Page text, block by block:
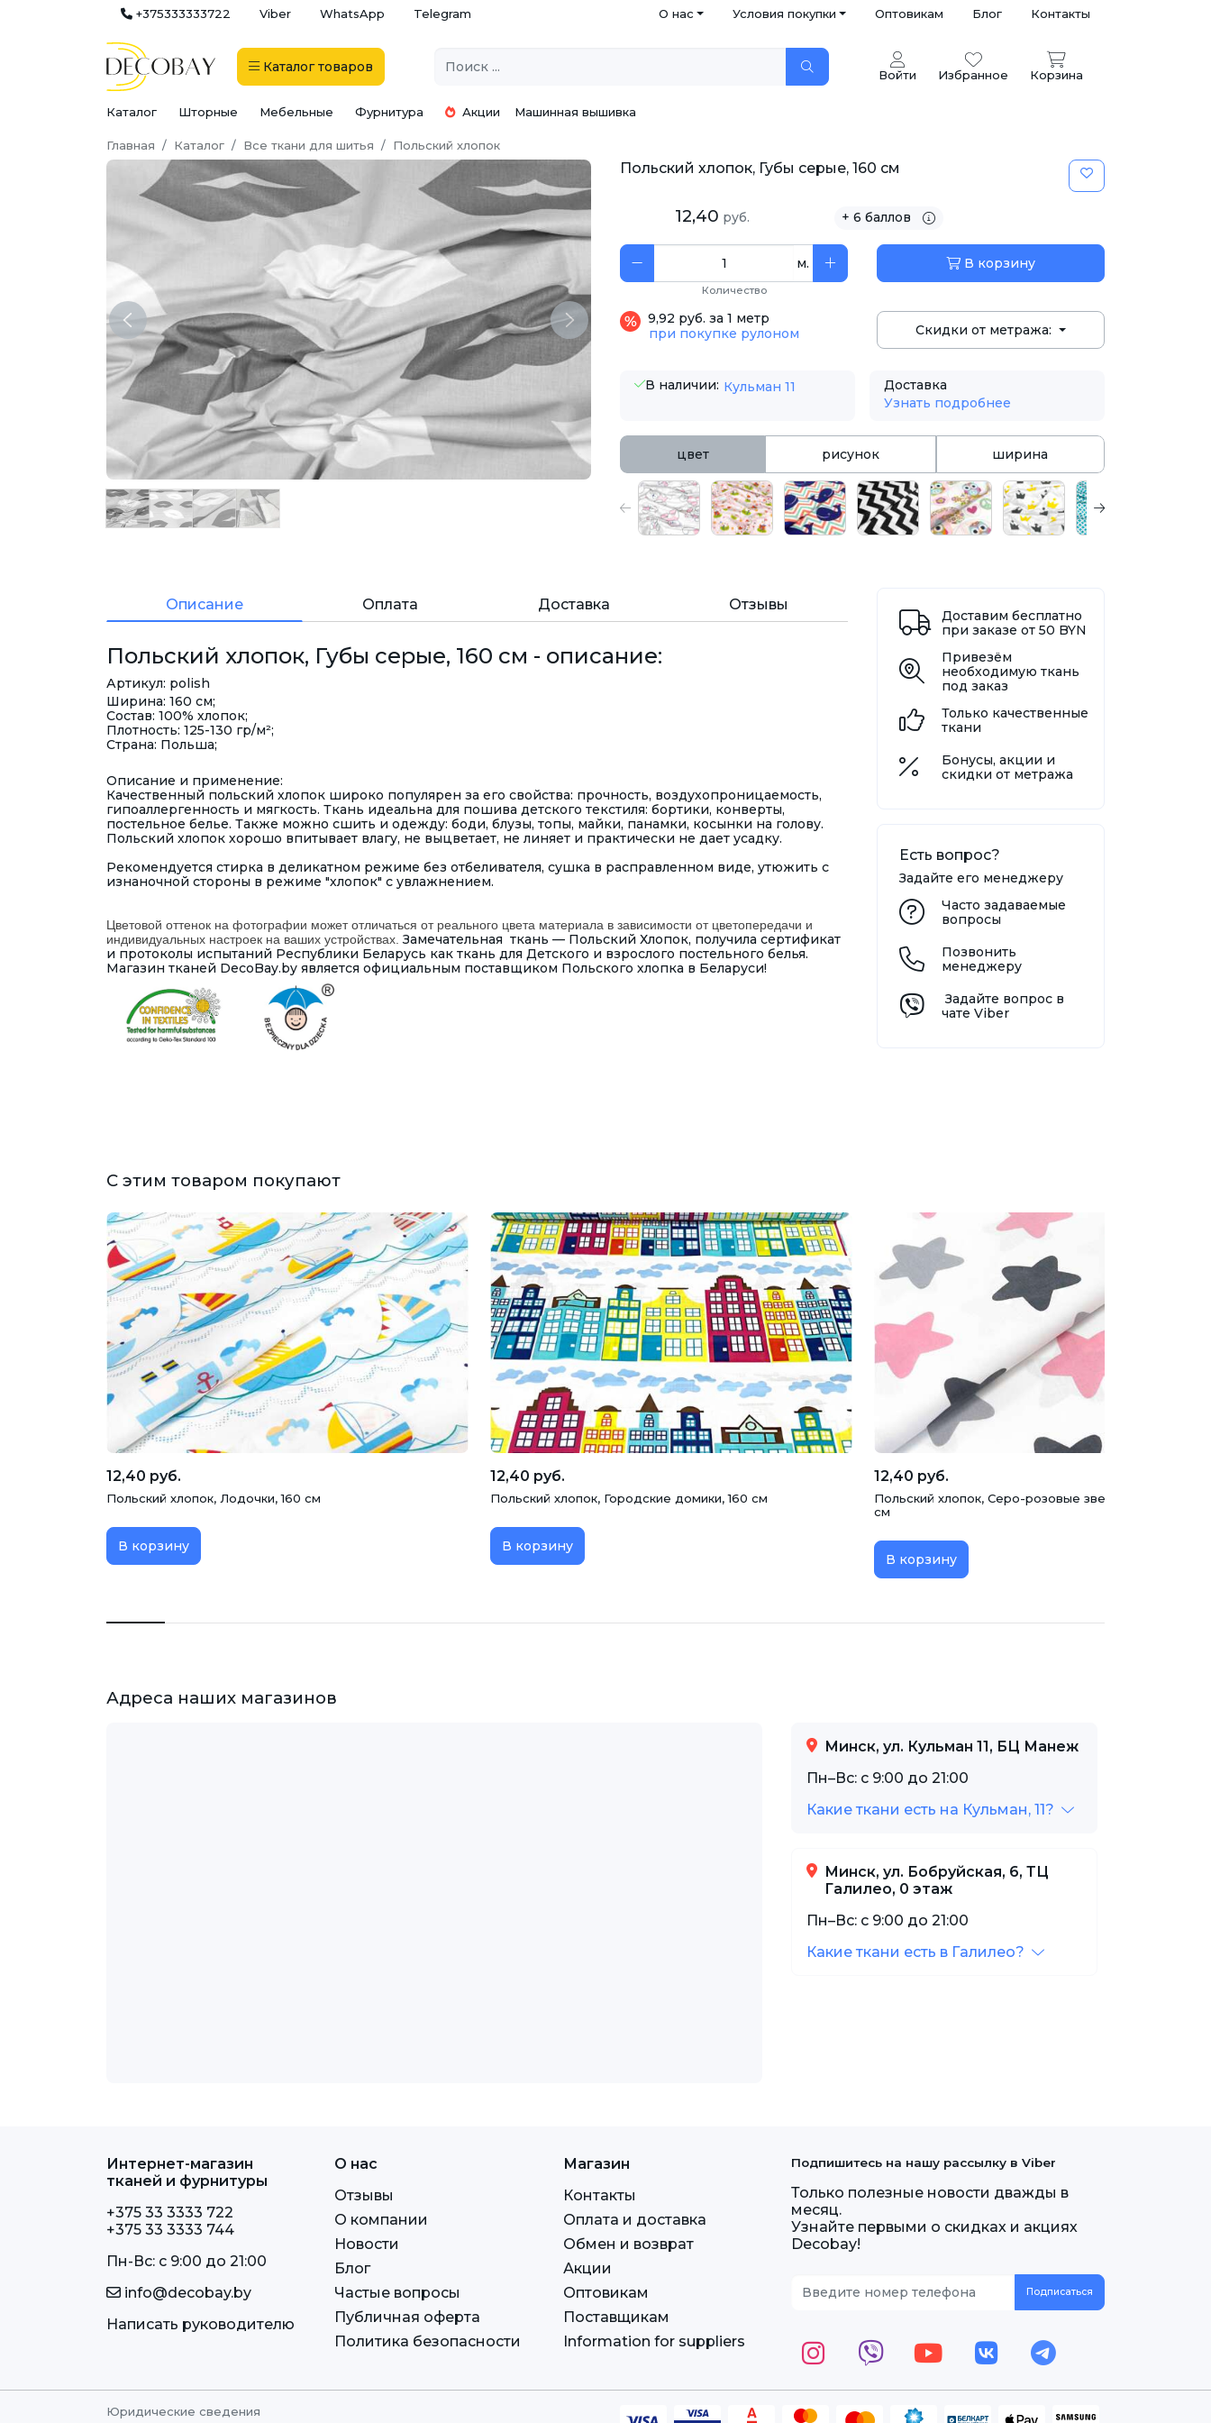
+375333333722 Viber WhatsApp Telegram О нас Условия покупки Оптовикам Блог Контакты
Каталог товаров Войти Избранное Корзина
Каталог Шторные Мебельные Фурнитура Акции Машинная вышивка
Главная Каталог Все ткани для шитья Польский хлопок
Previous Next
Польский хлопок, Губы серые, 160 см
12,40 руб. + 6 баллов
м.
Количество
В корзину
9,92 руб. за 1 метр
при покупке рулоном
Скидки от метража:
В наличии: Кульман 11
Доставка
Узнать подробнее
цвет рисунок ширина
Описание Оплата Доставка Отзывы
Польский хлопок, Губы серые, 160 см - описание:
Артикул: polish
Ширина: 160 см;
Состав: 100% хлопок;
Плотность: 125-130 гр/м²;
Страна: Польша;
Описание и применение:
Качественный польский хлопок широко популярен за его свойства: прочность, воздухопроницаемость,
гипоаллергенность и мягкость. Ткань идеальна для пошива детского текстиля: бортики, конверты,
постельное белье. Также можно сшить и одежду: боди, блузы, топы, майки, панамки, косынки на голову.
Польский хлопок хорошо впитывает влагу, не выцветает, не линяет и практически не дает усадку.
Рекомендуется стирка в деликатном режиме без отбеливателя, сушка в расправленном виде, утюжить с
изнаночной стороны в режиме "хлопок" с увлажнением.
Цветовой оттенок на фотографии может отличаться от реального цвета материала в зависимости от цветопередачи и
индивидуальных настроек на ваших устройствах. Замечательная ткань — Польский Хлопок, получила сертификат
и протоколы испытаний Республики Беларусь как ткань для Детского и взрослого постельного белья.
Магазин тканей DecoBay.by является официальным поставщиком Польского хлопка в Беларуси!
Доставим бесплатно
при заказе от 50 BYN
Привезём
необходимую ткань
под заказ
Только качественные
ткани
Бонусы, акции и
скидки от метража
Есть вопрос?
Задайте его менеджеру
Часто задаваемые
вопросы
Позвонить
менеджеру
Задайте вопрос в
чате Viber
С этим товаром покупают
12,40 руб.
Польский хлопок, Лодочки, 160 см
В корзину
12,40 руб.
Польский хлопок, Городские домики, 160 см
В корзину
12,40 руб.
Польский хлопок, Серо-розовые звезды на белом,
см
В корзину
Адреса наших магазинов
Минск, ул. Кульман 11, БЦ Манеж
Пн–Вс: с 9:00 до 21:00
Какие ткани есть на Кульман, 11?
Минск, ул. Бобруйская, 6, ТЦ
Галилео, 0 этаж
Пн–Вс: с 9:00 до 21:00
Какие ткани есть в Галилео?
Интернет-магазин
тканей и фурнитуры
+375 33 3333 722
+375 33 3333 744
Пн-Вс: c 9:00 до 21:00
info@decobay.by
Написать руководителю
О нас
Отзывы
О компании
Новости
Блог
Частые вопросы
Публичная оферта
Политика безопасности
Магазин
Контакты
Оплата и доставка
Обмен и возврат
Акции
Оптовикам
Поставщикам
Information for suppliers
Подпишитесь на нашу рассылку в Viber
Только полезные новости дважды в
месяц.
Узнайте первыми о скидках и акциях
Decobay!
Юридические сведения